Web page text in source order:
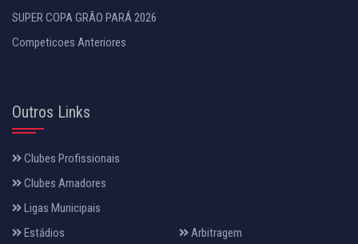
SUPER COPA GRÃO PARÁ 2026
Competicoes Anteriores
Outros Links
Clubes Profissionais
Clubes Amadores
Ligas Municipais
Estádios
Arbitragem